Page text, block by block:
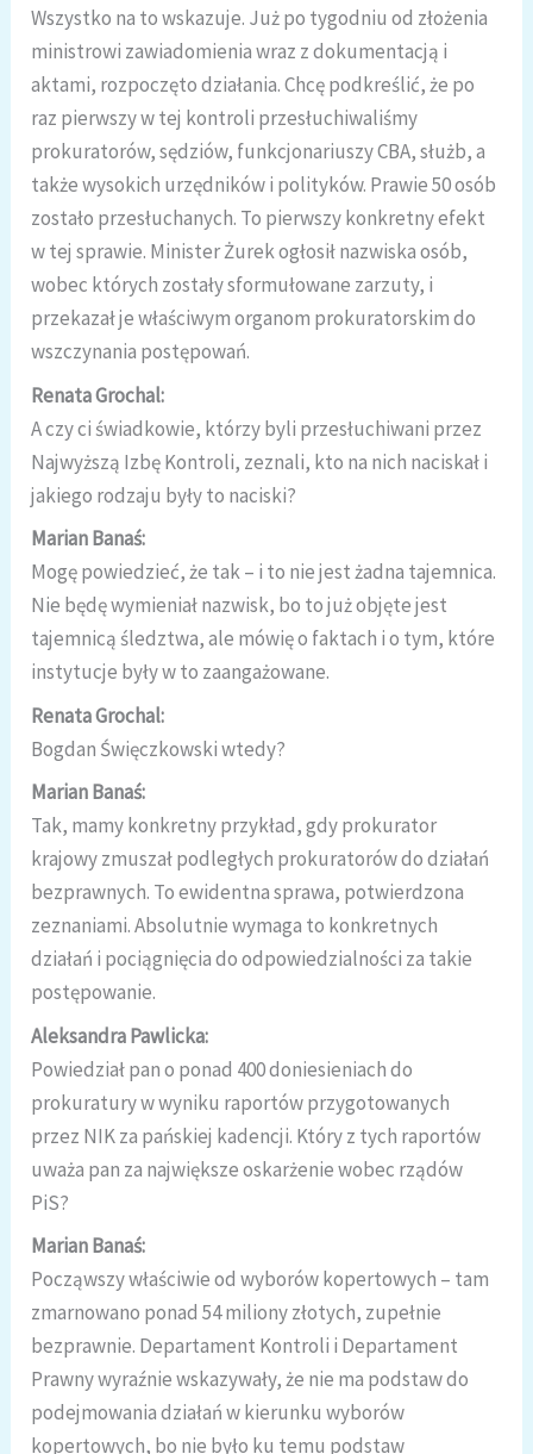
Wszystko na to wskazuje. Już po tygodniu od złożenia
ministrowi zawiadomienia wraz z dokumentacją i
aktami, rozpoczęto działania. Chcę podkreślić, że po
raz pierwszy w tej kontroli przesłuchiwaliśmy
prokuratorów, sędziów, funkcjonariuszy CBA, służb, a
także wysokich urzędników i polityków. Prawie 50 osób
zostało przesłuchanych. To pierwszy konkretny efekt
w tej sprawie. Minister Żurek ogłosił nazwiska osób,
wobec których zostały sformułowane zarzuty, i
przekazał je właściwym organom prokuratorskim do
wszczynania postępowań.
Renata Grochal:
A czy ci świadkowie, którzy byli przesłuchiwani przez
Najwyższą Izbę Kontroli, zeznali, kto na nich naciskał i
jakiego rodzaju były to naciski?
Marian Banaś:
Mogę powiedzieć, że tak – i to nie jest żadna tajemnica.
Nie będę wymieniał nazwisk, bo to już objęte jest
tajemnicą śledztwa, ale mówię o faktach i o tym, które
instytucje były w to zaangażowane.
Renata Grochal:
Bogdan Święczkowski wtedy?
Marian Banaś:
Tak, mamy konkretny przykład, gdy prokurator
krajowy zmuszał podległych prokuratorów do działań
bezprawnych. To ewidentna sprawa, potwierdzona
zeznaniami. Absolutnie wymaga to konkretnych
działań i pociągnięcia do odpowiedzialności za takie
postępowanie.
Aleksandra Pawlicka:
Powiedział pan o ponad 400 doniesieniach do
prokuratury w wyniku raportów przygotowanych
przez NIK za pańskiej kadencji. Który z tych raportów
uważa pan za największe oskarżenie wobec rządów
PiS?
Marian Banaś:
Począwszy właściwie od wyborów kopertowych – tam
zmarnowano ponad 54 miliony złotych, zupełnie
bezprawnie. Departament Kontroli i Departament
Prawny wyraźnie wskazywały, że nie ma podstaw do
podejmowania działań w kierunku wyborów
kopertowych, bo nie było ku temu podstaw